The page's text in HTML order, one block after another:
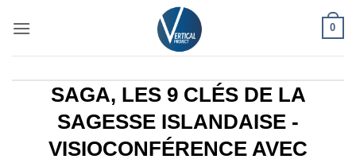
0
SAGA, LES 9 CLÉS DE LA
SAGESSE ISLANDAISE -
VISIOCONFÉRENCE AVEC